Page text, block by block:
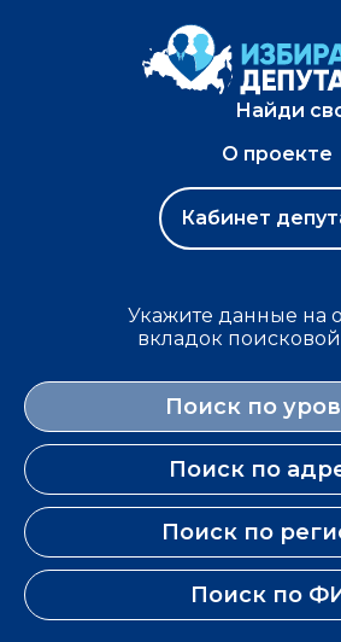
Найди
О проекте
Кабинет
Укажите данные на
вкладок
Поиск по
Поиск по
Поиск по
Поиск по